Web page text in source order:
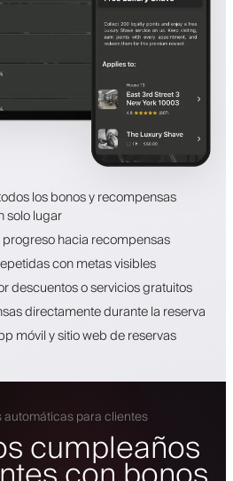
los bonos y recompensas
solo lugar
hacia recompensas
con metas visibles
descuentos o servicios gratuitos
directamente durante la reserva
móvil y sitio web de reservas
automáticas para clientes
cumpleaños